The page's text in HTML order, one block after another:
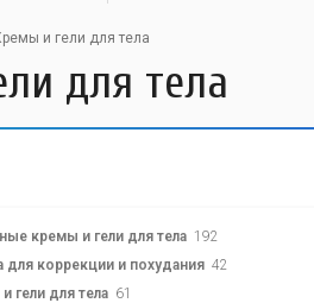
и гели для тела
для тела
кремы и гели для тела 192
коррекции и похудания 42
гели для тела 61